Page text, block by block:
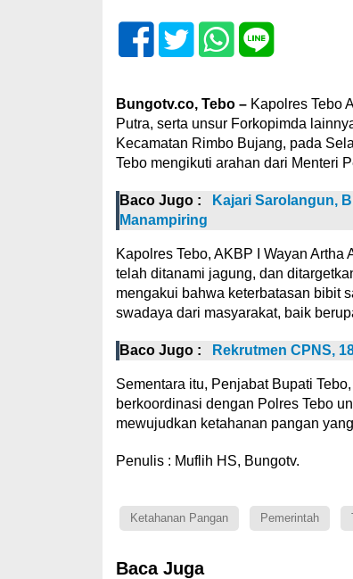
Bungotv.co, Tebo –Kapolres Tebo
Putra, serta unsur Forkopimda
Kecamatan Rimbo Bujang, pada
Tebo mengikuti arahan dari Menteri
Baco Jugo :
Kajari Sarolangun,
Manampiring
Kapolres Tebo, AKBP I Wayan
telah ditanami jagung, dan
mengakui bahwa keterbatasan bibit
swadaya dari masyarakat, baik
Baco Jugo : Rekrutmen CPNS,
Sementara itu, Penjabat Bupati
berkoordinasi dengan Polres Tebo
mewujudkan ketahanan pangan
Penulis : Muflih HS, Bungotv.
Ketahanan Pangan Pemerintah
Baca Juga